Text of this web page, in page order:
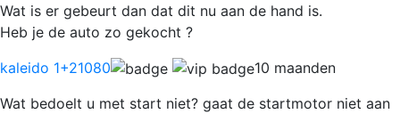
Wat is er gebeurt dan dat dit nu aan de hand is.
Heb je de auto zo gekocht ?
kaleido 1+21080
10 maanden
Wat bedoelt u met start niet? gaat de startmotor niet aan